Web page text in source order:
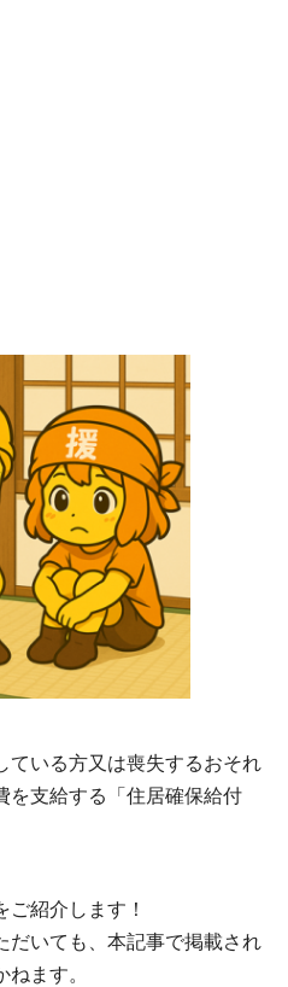
ている方又は喪失するおそれ
を支給する「住居確保給付
紹介します！
だいても、本記事で掲載され
ます。